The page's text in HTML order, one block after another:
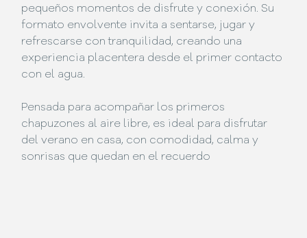
pequeños momentos de disfrute y conexión. Su
formato envolvente invita a sentarse, jugar y
refrescarse con tranquilidad, creando una
experiencia placentera desde el primer contacto
con el agua.
Pensada para acompañar los primeros
chapuzones al aire libre, es ideal para disfrutar
del verano en casa, con comodidad, calma y
sonrisas que quedan en el recuerdo